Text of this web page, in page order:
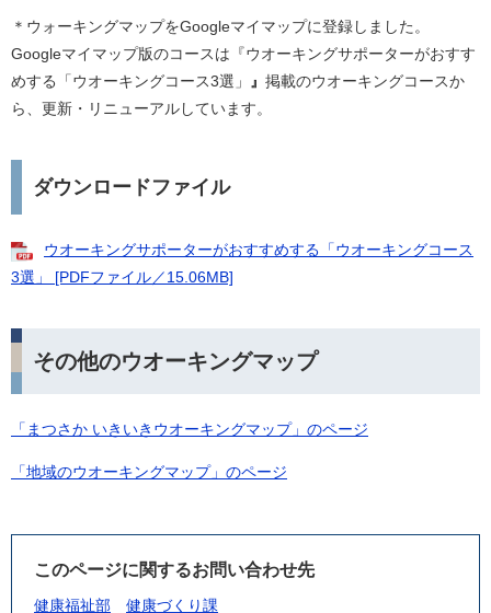
​＊ウォーキングマップをGoogleマイマップに登録しました。
Googleマイマップ版のコースは『ウオーキングサポーターがおすす
めする「ウオーキングコース3選」 』 掲載のウオーキングコースか
ら、更新・リニューアルしています。​
ダウンロードファイル
ウオーキングサポーターがおすすめする「ウオーキングコース
3選」 [PDFファイル／15.06MB]
その他のウオーキングマップ
「まつさか いきいきウオーキングマップ」のページ
「地域のウオーキングマップ」のページ
このページに関するお問い合わせ先
健康福祉部
健康づくり課